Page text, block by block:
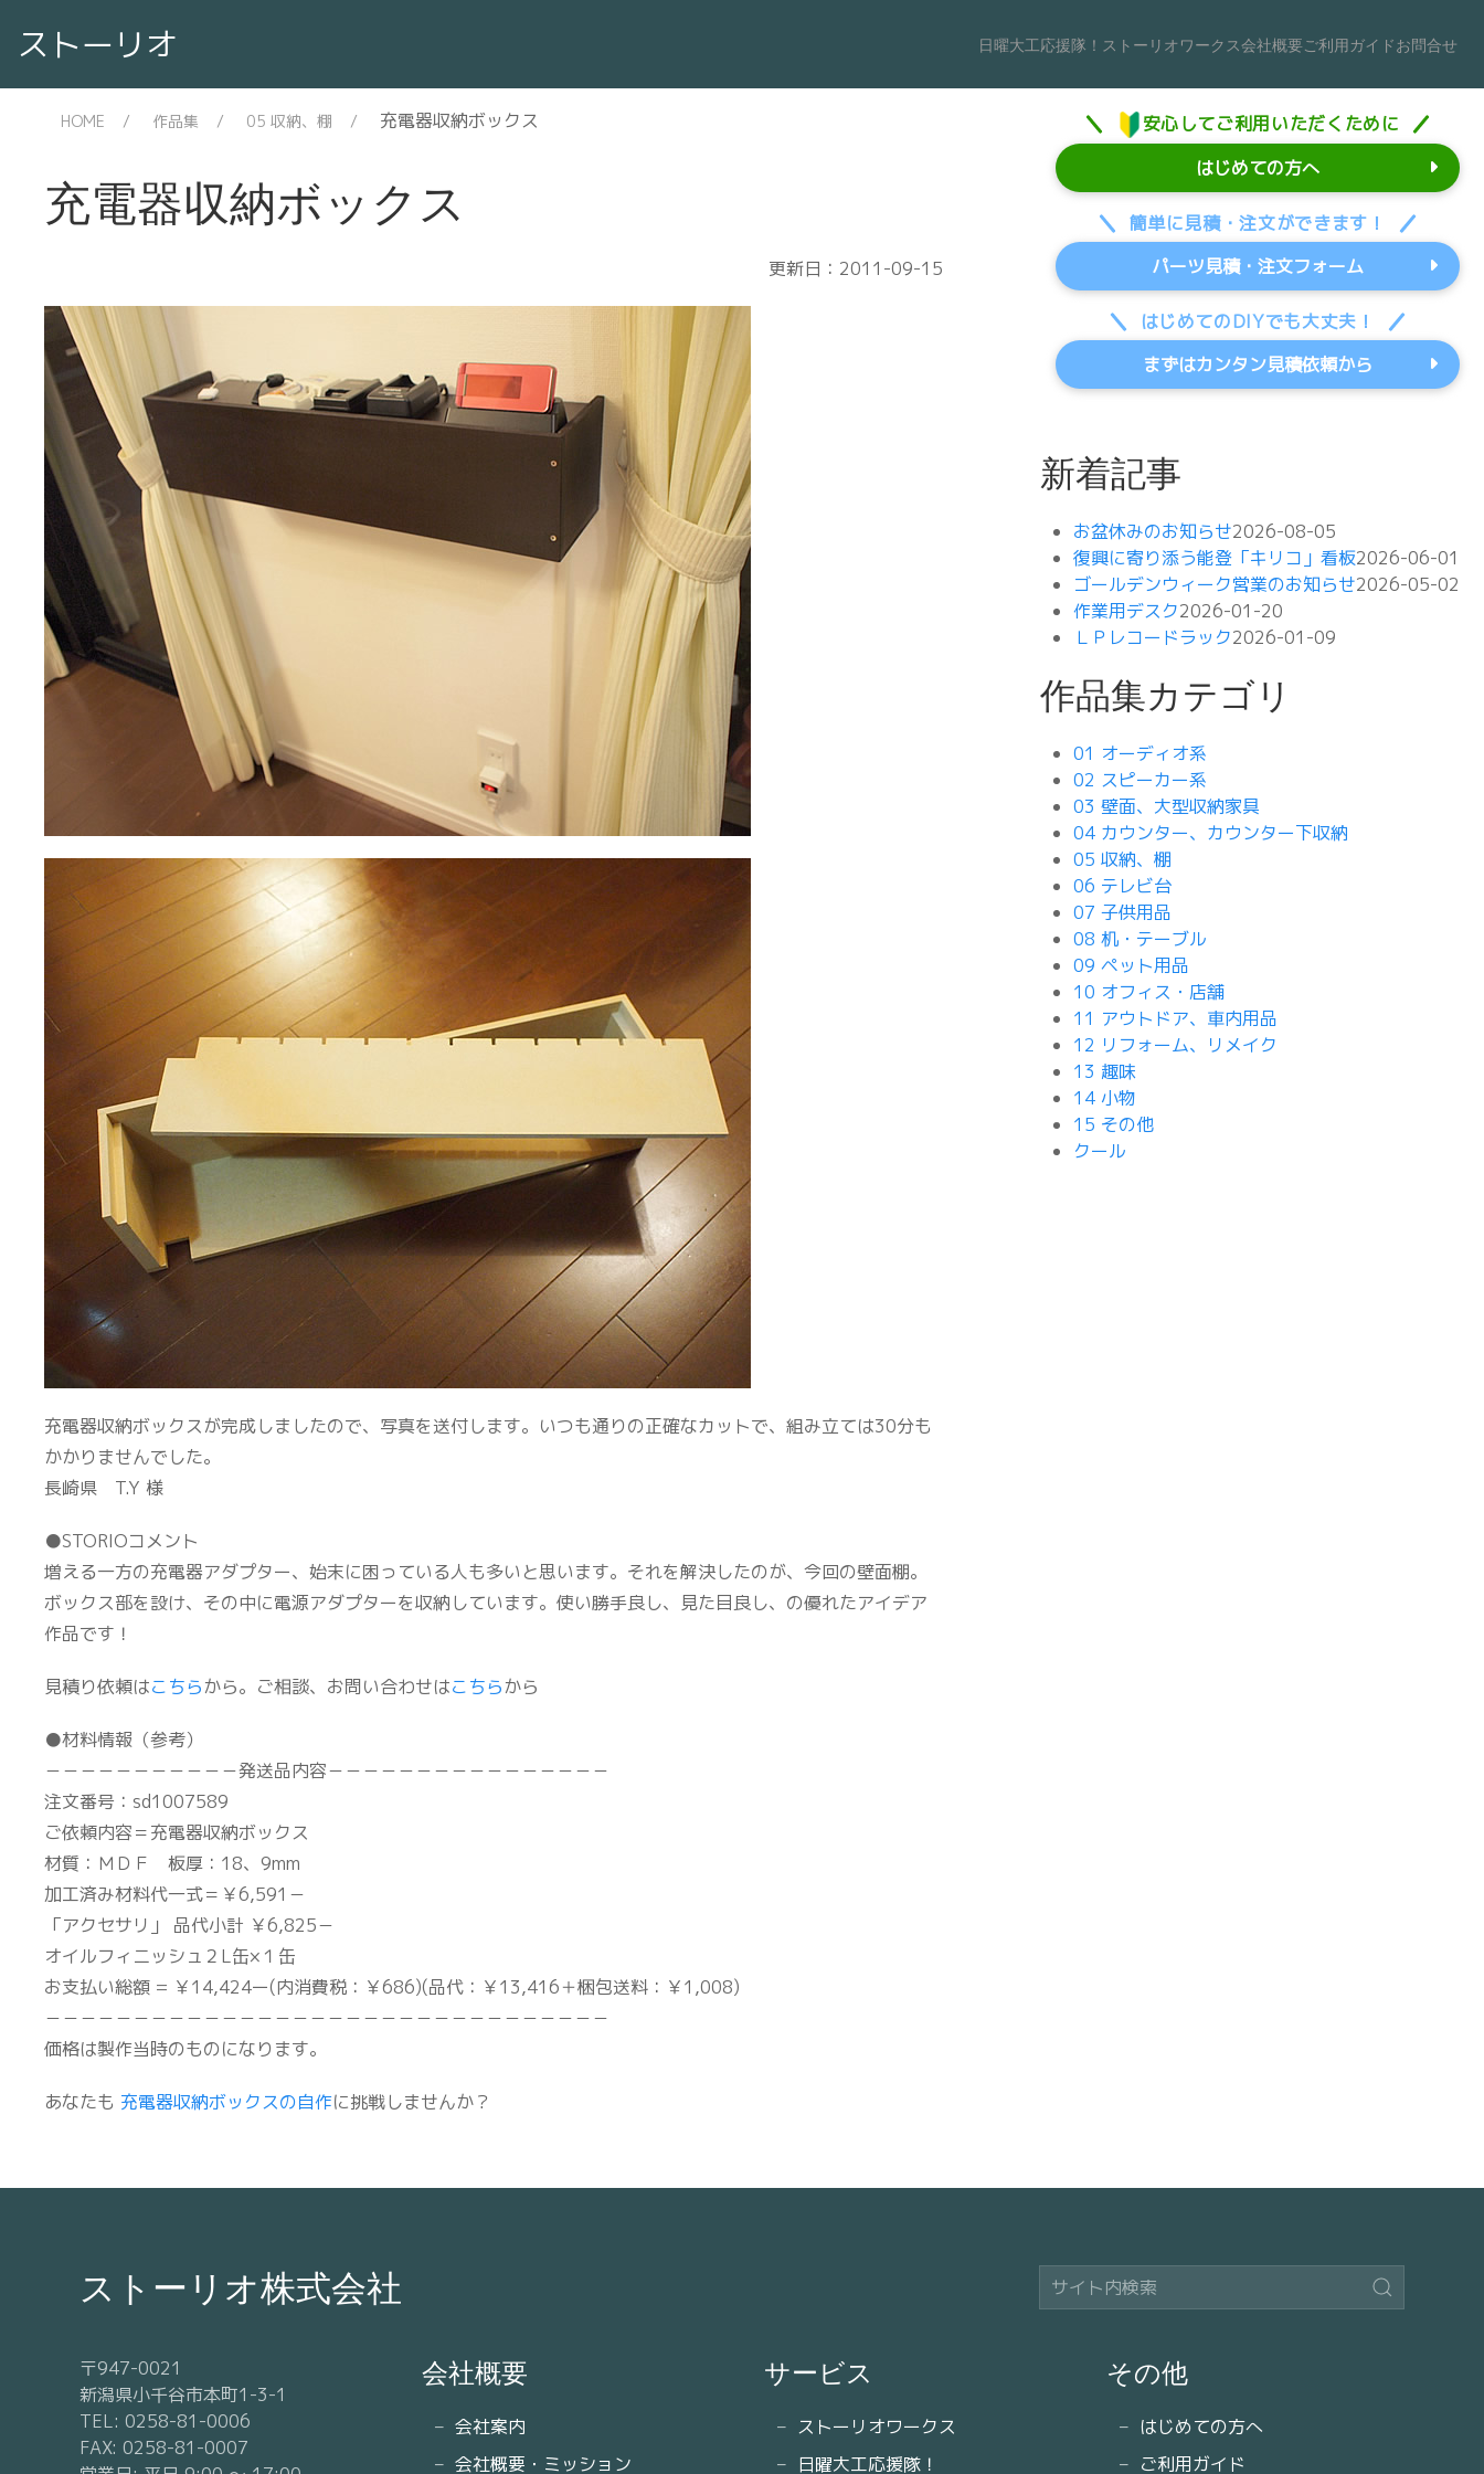
ストーリオ 日曜大工応援隊！ ストーリオワークス会社概要ご利用ガイドお問合せ
HOME 作品集 05 収納、棚 充電器収納ボックス
充電器収納ボックス
更新日：2011-09-15
充電器収納ボックスが完成しましたので、写真を送付します。いつも通りの正確なカットで、組み立ては30分も
かかりませんでした。
長崎県 T.Y 様
●STORIOコメント
増える一方の充電器アダプター、始末に困っている人も多いと思います。それを解決したのが、今回の壁面棚。
ボックス部を設け、その中に電源アダプターを収納しています。使い勝手良し、見た目良し、の優れたアイデア
作品です！
見積り依頼はこちらから。ご相談、お問い合わせはこちらから
●材料情報（参考）
－－－－－－－－－－－発送品内容－－－－－－－－－－－－－－－－
注文番号：sd1007589
ご依頼内容＝充電器収納ボックス
材質：ＭＤＦ 板厚：18、9mm
加工済み材料代一式＝￥6,591－
「アクセサリ」 品代小計 ￥6,825－
オイルフィニッシュ２L缶×１缶
お支払い総額 = ￥14,424ー(内消費税：￥686)(品代：￥13,416＋梱包送料：￥1,008)
－－－－－－－－－－－－－－－－－－－－－－－－－－－－－－－－
価格は製作当時のものになります。
あなたも 充電器収納ボックスの自作に挑戦しませんか？
安心してご利用いただくために
はじめての方へ
簡単に見積・注文ができます！
パーツ見積・注文フォーム
はじめてのDIYでも大丈夫！
まずはカンタン見積依頼から
新着記事
お盆休みのお知らせ2026-08-05
復興に寄り添う能登「キリコ」看板2026-06-01
ゴールデンウィーク営業のお知らせ2026-05-02
作業用デスク2026-01-20
ＬＰレコードラック2026-01-09
作品集カテゴリ
01 オーディオ系
02 スピーカー系
03 壁面、大型収納家具
04 カウンター、カウンター下収納
05 収納、棚
06 テレビ台
07 子供用品
08 机・テーブル
09 ペット用品
10 オフィス・店舗
11 アウトドア、車内用品
12 リフォーム、リメイク
13 趣味
14 小物
15 その他
クール
ストーリオ株式会社
〒947-0021
新潟県小千谷市本町1-3-1
TEL: 0258-81-0006
FAX: 0258-81-0007
会社概要
会社案内
会社概要・ミッション
サービス
ストーリオワークス
日曜大工応援隊！
その他
はじめての方へ
ご利用ガイド